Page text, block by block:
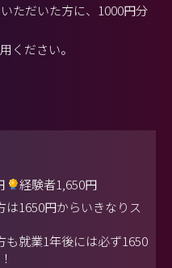
ただいた方に、1000円分
ください。
経験者1,650円
は1650円からいきなりス
も就業1年後には必ず1650